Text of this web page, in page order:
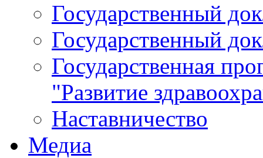
Государственный
Государственный
Государственная
"Развитие
Наставничество
Медиа